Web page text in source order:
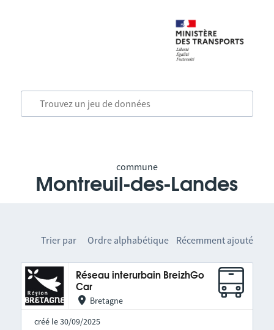
commune
Montreuil-des-Landes
Trier par Ordre alphabétique Récemment ajouté
Réseau interurbain BreizhGo
Car
Bretagne
créé le 30/09/2025